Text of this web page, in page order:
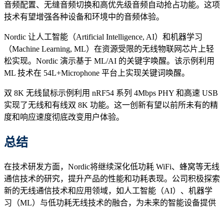
音频配置、无缝音频切换和高优先级音频自动抢占功能。这项
技术有望增强各种设备和环境中的音频体验。
Nordic 让人工智能（Artificial Intelligence, AI）和机器学习
（Machine Learning, ML）在资源受限的无线物联网芯片上轻
松实现。Nordic 演示基于 ML/AI 的关键字唤醒。该示例利用
ML 技术在 54L+Microphone 平台上实现关键词唤醒。
双 8K 无线鼠标示例利用 nRF54 系列 4Mbps PHY 和高速 USB
实现了无线和有线双 8K 功能。这一创新有望以前所未有的精
度和响应速度彻底改变用户体验。
总结
在技术研发方面，Nordic将继续深化低功耗 WiFi、蜂窝等无线
通信技术的研究，提升产品的性能和功耗表现。公司积极探索
新的无线通信技术和应用领域，如人工智能（AI）、机器学
习（ML）与低功耗无线技术的融合，为未来的智能设备提供